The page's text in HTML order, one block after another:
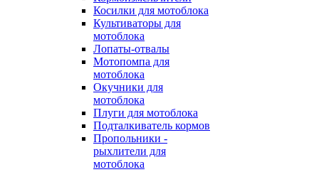
Косилки для мотоблока
Культиваторы для
мотоблока
Лопаты-отвалы
Мотопомпа для
мотоблока
Окучники для
мотоблока
Плуги для мотоблока
Подталкиватель кормов
Пропольники -
рыхлители для
мотоблока